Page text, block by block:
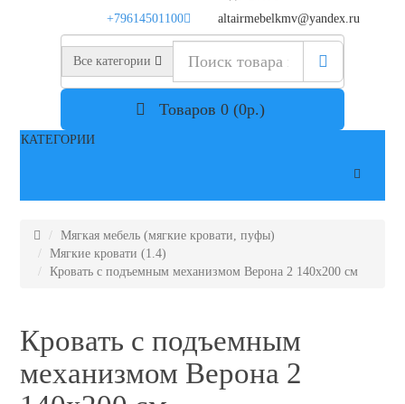
+79614501100 altairmebelkmv@yandex.ru
Все категории
Товаров 0 (0р.)
КАТЕГОРИИ
Мягкая мебель (мягкие кровати, пуфы)
Мягкие кровати (1.4)
Кровать с подъемным механизмом Верона 2 140х200 см
Кровать с подъемным
механизмом Верона 2